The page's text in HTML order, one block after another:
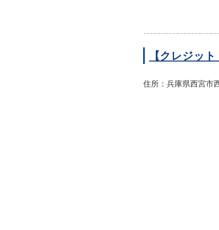
【クレジッ
住所：兵庫県西宮市